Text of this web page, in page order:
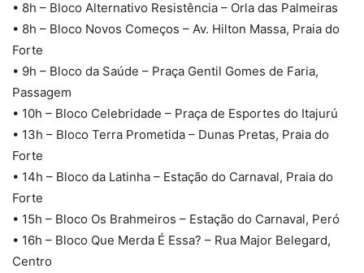
• 8h – Bloco Alternativo Resistência – Orla das Palmeiras
• 8h – Bloco Novos Começos – Av. Hilton Massa, Praia do
Forte
• 9h – Bloco da Saúde – Praça Gentil Gomes de Faria,
Passagem
• 10h – Bloco Celebridade – Praça de Esportes do Itajurú
• 13h – Bloco Terra Prometida – Dunas Pretas, Praia do
Forte
• 14h – Bloco da Latinha – Estação do Carnaval, Praia do
Forte
• 15h – Bloco Os Brahmeiros – Estação do Carnaval, Peró
• 16h – Bloco Que Merda É Essa? – Rua Major Belegard,
Centro